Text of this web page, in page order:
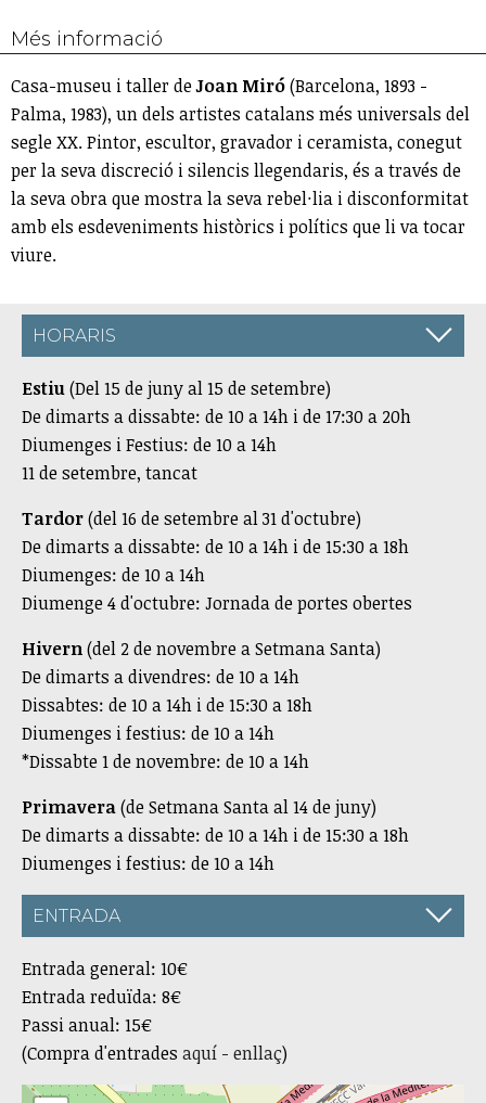
Més informació
Casa-museu i taller deJoan Miró(Barcelona, 1893 -
Palma, 1983), un dels artistes catalans més universals del
segle XX. Pintor, escultor, gravador i ceramista, conegut
per la seva discreció i silencis llegendaris, és a través de
la seva obra que mostra la seva rebel·lia i disconformitat
amb els esdeveniments històrics i polítics que li va tocar
viure.
HORARIS
Estiu(Del 15 de juny al 15 de setembre)
De dimarts a dissabte: de 10 a 14h i de 17:30 a 20h
Diumenges i Festius: de 10 a 14h
11 de setembre, tancat
Tardor(del 16 de setembre al 31 d'octubre)
De dimarts a dissabte: de 10 a 14h i de 15:30 a 18h
Diumenges: de 10 a 14h
Diumenge 4 d'octubre: Jornada de portes obertes
Hivern(del 2 de novembre a Setmana Santa)
De dimarts a divendres: de 10 a 14h
Dissabtes: de 10 a 14h i de 15:30 a 18h
Diumenges i festius: de 10 a 14h
*Dissabte 1 de novembre: de 10 a 14h
Primavera(de Setmana Santa al 14 de juny)
De dimarts a dissabte: de 10 a 14h i de 15:30 a 18h
Diumenges i festius: de 10 a 14h
ENTRADA
Entrada general: 10€
Entrada reduïda: 8€
Passi anual: 15€
(Compra d'entrades aquí - enllaç)